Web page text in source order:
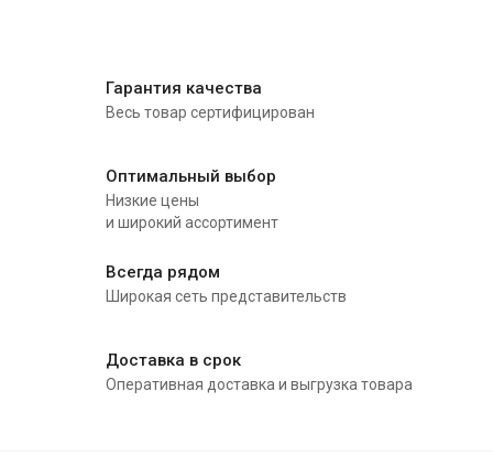
Гарантия качества
Весь товар сертифицирован
Оптимальный выбор
Низкие цены
и широкий ассортимент
Всегда рядом
Широкая сеть представительств
Доставка в срок
Оперативная доставка и выгрузка товара